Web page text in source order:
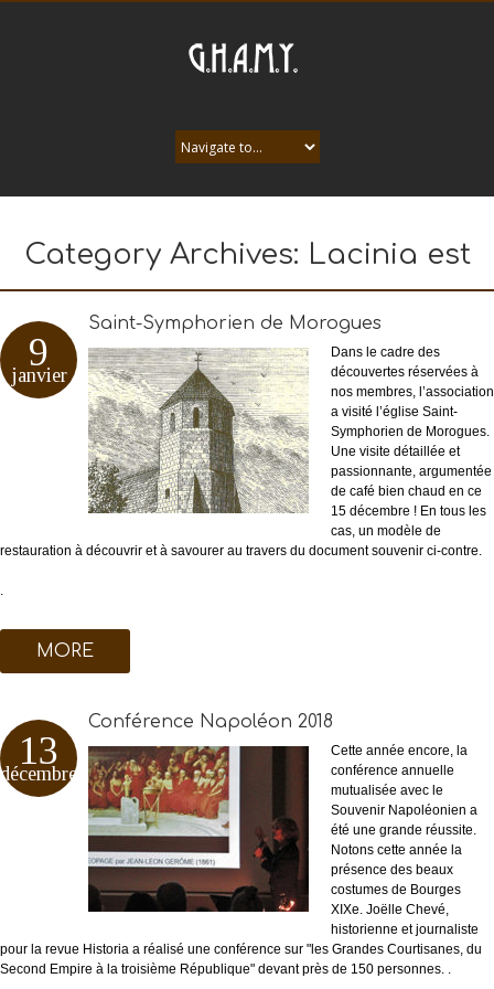
Category Archives: Lacinia est
9
janvier
Saint-Symphorien de Morogues
Dans le cadre des
découvertes réservées à
nos membres, l’association
a visité l’église Saint-
Symphorien de Morogues.
Une visite détaillée et
passionnante, argumentée
de café bien chaud en ce
15 décembre ! En tous les
cas, un modèle de
restauration à découvrir et à savourer au travers du document souvenir ci-contre.
.
MORE
13
décembre
Conférence Napoléon 2018
Cette année encore, la
conférence annuelle
mutualisée avec le
Souvenir Napoléonien a
été une grande réussite.
Notons cette année la
présence des beaux
costumes de Bourges
XIXe. Joëlle Chevé,
historienne et journaliste
pour la revue Historia a réalisé une conférence sur "les Grandes Courtisanes, du
Second Empire à la troisième République" devant près de 150 personnes. .